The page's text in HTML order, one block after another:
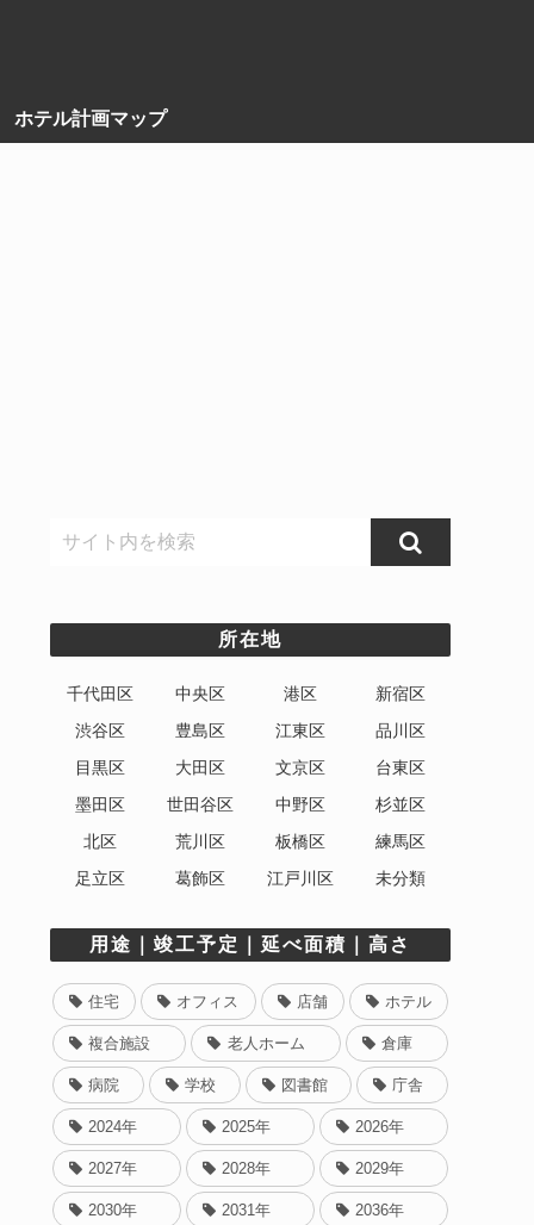
ホテル計画マップ
所在地
千代田区 中央区 港区
新宿区
渋谷区
豊島区 江東区
品川区
目黒区
大田区 文京区
台東区
墨田区
世田谷区 中野区
杉並区
北区
荒川区 板橋区
練馬区
足立区
葛飾区 江戸川区 未分類
用途｜竣工予定｜延べ面積｜高さ
住宅 オフィス 店舗 ホテル
複合施設 老人ホーム 倉庫
病院 学校 図書館 庁舎
2024年 2025年 2026年
2027年 2028年 2029年
2030年 2031年 2036年